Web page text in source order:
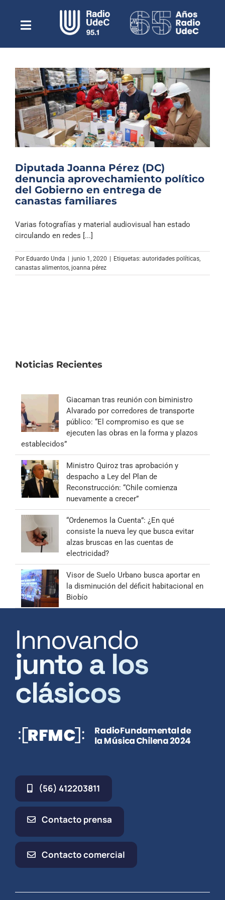
contenidoToggle
NavigationEscuchar Radio UdeC en vivo
Quiénes Somos
Programación
Podcast
Noticias
Reportajes
Columnas
Música Clásica
Archivo Sonoro
Diputada Joanna Pérez (DC)
denuncia aprovechamiento político
del Gobierno en entrega de
canastas familiares
Varias fotografías y material audiovisual han estado
circulando en redes [...]
Por Eduardo Unda junio 1, 2020 Etiquetas: autoridades políticas,
canastas alimentos, joanna pérez
Noticias Recientes
Giacaman tras reunión con biministro
Alvarado por corredores de transporte
público: “El compromiso es que se
ejecuten las obras en la forma y plazos
establecidos”
Ministro Quiroz tras aprobación y
despacho a Ley del Plan de
Reconstrucción: “Chile comienza
nuevamente a crecer”
“Ordenemos la Cuenta”: ¿En qué
consiste la nueva ley que busca evitar
alzas bruscas en las cuentas de
electricidad?
Visor de Suelo Urbano busca aportar en
la disminución del déficit habitacional en
Biobío
Innovando
junto a los
clásicos
(56) 412203811
Contacto prensa
Contacto comercial